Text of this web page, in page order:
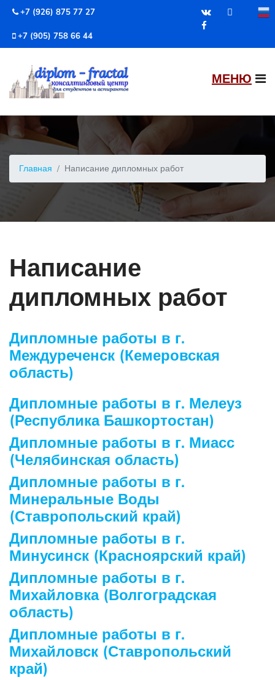
+7 (926) 875 77 27
+7 (905) 758 66 44
Главная Написание дипломных работ
Написание
дипломных работ
Дипломные работы в г.
Междуреченск (Кемеровская
область)
Дипломные работы в г. Мелеуз
(Республика Башкортостан)
Дипломные работы в г. Миасс
(Челябинская область)
Дипломные работы в г.
Минеральные Воды
(Ставропольский край)
Дипломные работы в г.
Минусинск (Красноярский край)
Дипломные работы в г.
Михайловка (Волгоградская
область)
Дипломные работы в г.
Михайловск (Ставропольский
край)